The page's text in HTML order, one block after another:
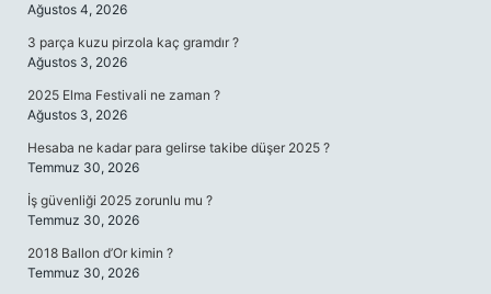
Ağustos 4, 2026
3 parça kuzu pirzola kaç gramdır ?
Ağustos 3, 2026
2025 Elma Festivali ne zaman ?
Ağustos 3, 2026
Hesaba ne kadar para gelirse takibe düşer 2025 ?
Temmuz 30, 2026
İş güvenliği 2025 zorunlu mu ?
Temmuz 30, 2026
2018 Ballon d’Or kimin ?
Temmuz 30, 2026